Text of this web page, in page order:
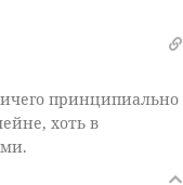
принципиально
хоть в